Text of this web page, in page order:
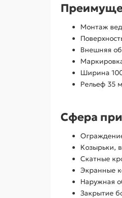
Монтаж
Внешняя
Ширина
Рельеф 35
Сфера
Козырьки,
Скатные
Экранные
Наружная
Закрытие